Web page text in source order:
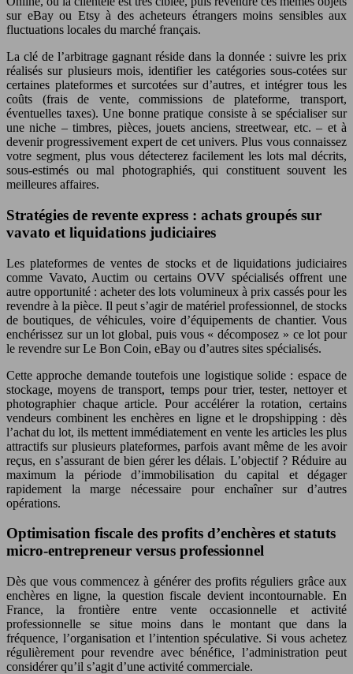
sur eBay ou Etsy à des acheteurs étrangers moins sensibles aux
fluctuations locales du marché français.
La clé de l’arbitrage gagnant réside dans la donnée : suivre les prix
réalisés sur plusieurs mois, identifier les catégories sous-cotées sur
certaines plateformes et surcotées sur d’autres, et intégrer tous les
coûts (frais de vente, commissions de plateforme, transport,
éventuelles taxes). Une bonne pratique consiste à se spécialiser sur
une niche – timbres, pièces, jouets anciens, streetwear, etc. – et à
devenir progressivement expert de cet univers. Plus vous connaissez
votre segment, plus vous détecterez facilement les lots mal décrits,
sous-estimés ou mal photographiés, qui constituent souvent les
meilleures affaires.
Stratégies de revente express : achats groupés sur
vavato et liquidations judiciaires
Les plateformes de ventes de stocks et de liquidations judiciaires
comme Vavato, Auctim ou certains OVV spécialisés offrent une
autre opportunité : acheter des lots volumineux à prix cassés pour les
revendre à la pièce. Il peut s’agir de matériel professionnel, de stocks
de boutiques, de véhicules, voire d’équipements de chantier. Vous
enchérissez sur un lot global, puis vous « décomposez » ce lot pour
le revendre sur Le Bon Coin, eBay ou d’autres sites spécialisés.
Cette approche demande toutefois une logistique solide : espace de
stockage, moyens de transport, temps pour trier, tester, nettoyer et
photographier chaque article. Pour accélérer la rotation, certains
vendeurs combinent les enchères en ligne et le dropshipping : dès
l’achat du lot, ils mettent immédiatement en vente les articles les plus
attractifs sur plusieurs plateformes, parfois avant même de les avoir
reçus, en s’assurant de bien gérer les délais. L’objectif ? Réduire au
maximum la période d’immobilisation du capital et dégager
rapidement la marge nécessaire pour enchaîner sur d’autres
opérations.
Optimisation fiscale des profits d’enchères et statuts
micro-entrepreneur versus professionnel
Dès que vous commencez à générer des profits réguliers grâce aux
enchères en ligne, la question fiscale devient incontournable. En
France, la frontière entre vente occasionnelle et activité
professionnelle se situe moins dans le montant que dans la
fréquence, l’organisation et l’intention spéculative. Si vous achetez
régulièrement pour revendre avec bénéfice, l’administration peut
considérer qu’il s’agit d’une activité commerciale.